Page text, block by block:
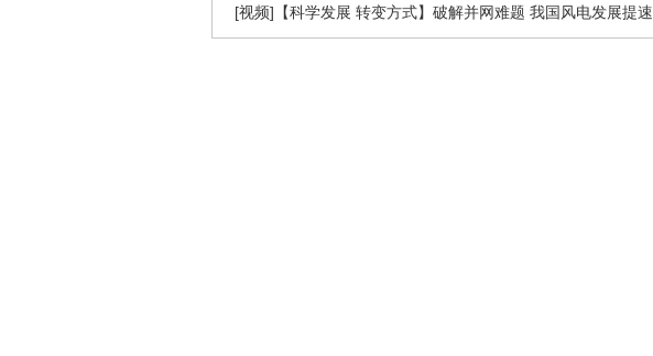
[视频]【科学发展 转变方式】破解并网难题 我国风电发展提速